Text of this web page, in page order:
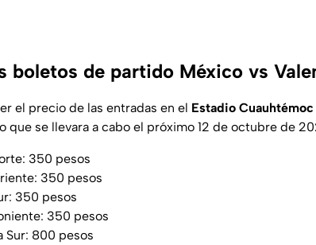
boletos de partido México vs
el precio de las entradas en el Estadio Cuauhtémoc
que se llevara a cabo el próximo 12 de octubre de
350 pesos
350 pesos
350 pesos
350 pesos
Sur: 800 pesos